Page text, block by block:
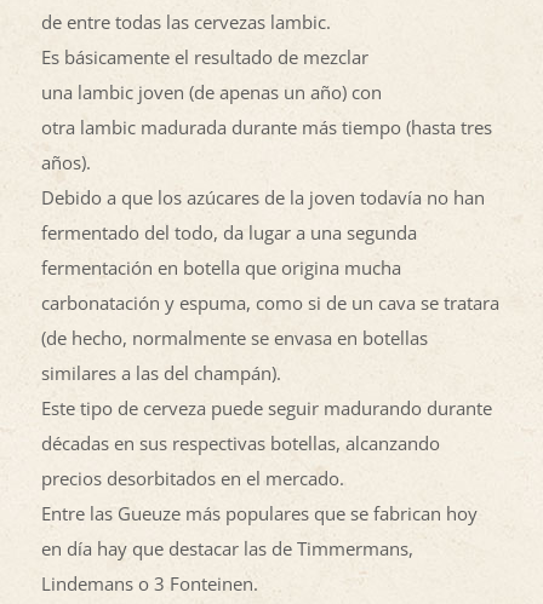
de entre todas las cervezas lambic.
Es básicamente el resultado de mezclar
una lambic joven (de apenas un año) con
otra lambic madurada durante más tiempo (hasta tres
años).
Debido a que los azúcares de la joven todavía no han
fermentado del todo, da lugar a una segunda
fermentación en botella que origina mucha
carbonatación y espuma, como si de un cava se tratara
(de hecho, normalmente se envasa en botellas
similares a las del champán).
Este tipo de cerveza puede seguir madurando durante
décadas en sus respectivas botellas, alcanzando
precios desorbitados en el mercado.
Entre las Gueuze más populares que se fabrican hoy
en día hay que destacar las de Timmermans,
Lindemans o 3 Fonteinen.